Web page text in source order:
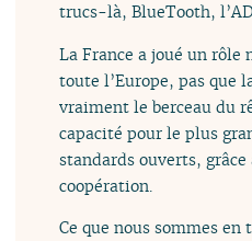
trucs-là, BlueTooth,
La France a joué un rôle
toute l’Europe, pas que
vraiment le berceau du
capacité pour le plus
standards ouverts,
coopération.
Ce que nous sommes